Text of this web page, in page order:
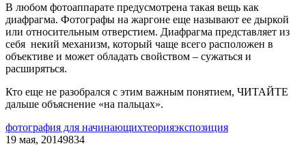
В любом фотоаппарате предусмотрена такая вещь как
диафрагма. Фотографы на жаргоне еще называют ее дыркой
или относительным отверстием. Диафрагма представляет из
себя некий механизм, который чаще всего расположен в
объективе и может обладать свойством – сужаться и
расширяться.
Кто еще не разобрался с этим важным понятием, ЧИТАЙТЕ
дальше объяснение «на пальцах».
фотография для начинающихтеорияэкспозиция
19 мая, 20149834